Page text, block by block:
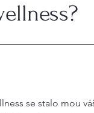
se stalo mou